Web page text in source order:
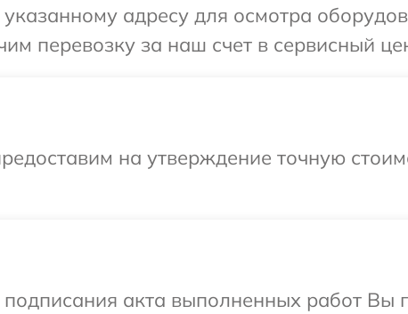
адресу для осмотра
перевозку за наш счет в сервисный
на утверждение точную
акта выполненных работ Вы